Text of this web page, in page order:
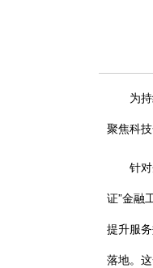
为持续
聚焦科
针对企
证”金融
提升服
落地。